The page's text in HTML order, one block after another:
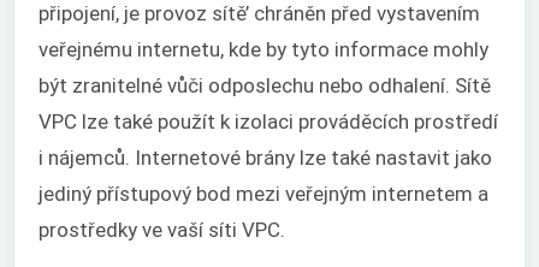
připojení, je provoz sítě’ chráněn před vystavením
veřejnému internetu, kde by tyto informace mohly
být zranitelné vůči odposlechu nebo odhalení. Sítě
VPC lze také použít k izolaci prováděcích prostředí
i nájemců. Internetové brány lze také nastavit jako
jediný přístupový bod mezi veřejným internetem a
prostředky ve vaší síti VPC.